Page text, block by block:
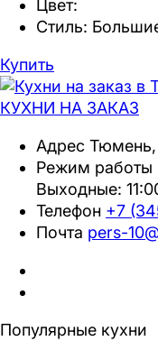
Цвет:
Стиль:
Купить
КУХНИ НА ЗАКАЗ
Адрес Тюмень,
Режим работы
Выходные:
Телефон +7
Почта pers-
Популярные кухни